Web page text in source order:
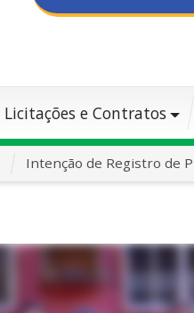
Licitações e Contratos
Intenção de Registro de